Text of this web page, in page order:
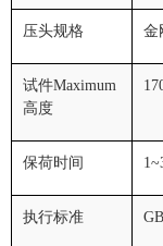
压头规格 金
试件Maximum
高度
保荷时间
执行标准